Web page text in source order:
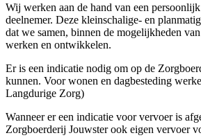
Wij werken aan de hand van een
deelnemer. Deze kleinschalige- en
dat we samen, binnen de mogelijkheden
werken en ontwikkelen.
Er is een indicatie nodig om op de
kunnen. Voor wonen en dagbesteding
Langdurige Zorg)
Wanneer er een indicatie voor vervoer is
Zorgboerderij Jouwster ook eigen vervoer